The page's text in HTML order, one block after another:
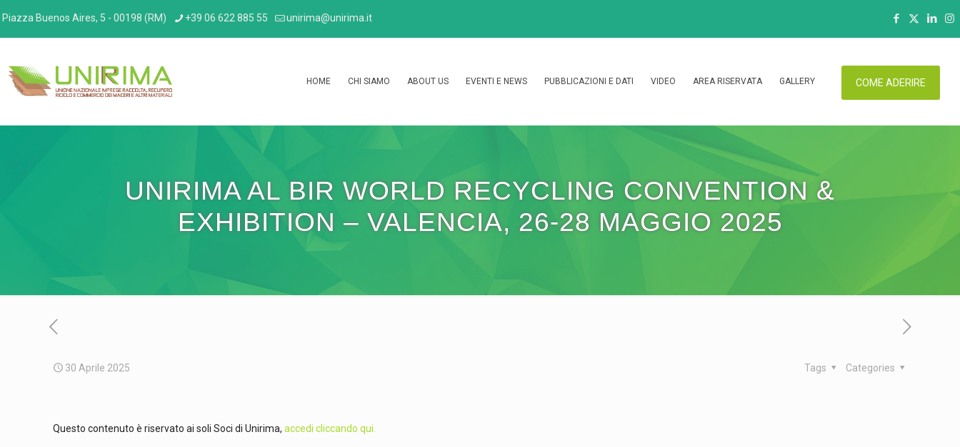
Piazza Buenos Aires, 5 - 00198 (RM) +39 06 622 885 55 unirima@unirima.it
HOME CHI SIAMO ABOUT US EVENTI E NEWS PUBBLICAZIONI E DATI VIDEO AREA RISERVATA GALLERY COME ADERIRE
UNIRIMA AL BIR WORLD RECYCLING CONVENTION &
EXHIBITION – VALENCIA, 26-28 MAGGIO 2025
30 Aprile 2025 Categories
Tags
Questo contenuto è riservato ai soli Soci di Unirima,accedi cliccando qui.